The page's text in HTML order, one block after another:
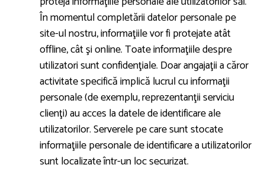
În momentul completării datelor personale pe
site-ul nostru, informaţiile vor fi protejate atât
offline, cât şi online. Toate informaţiile despre
utilizatori sunt confidenţiale. Doar angajaţii a căror
activitate specifică implică lucrul cu informaţii
personale (de exemplu, reprezentanţii serviciu
clienţi) au acces la datele de identificare ale
utilizatorilor. Serverele pe care sunt stocate
informaţiile personale de identificare a utilizatorilor
sunt localizate într-un loc securizat.